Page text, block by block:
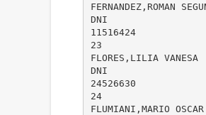
FERNANDEZ,ROMAN
DNI
11516424
23
FLORES,LILIA VANESA
DNI
24526630
24
FLUMIANI,MARIO OSCAR